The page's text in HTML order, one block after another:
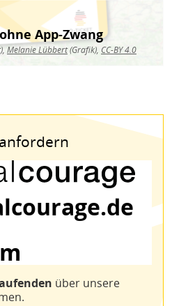
App-Zwang
Melanie Lübbert(Grafik), CC-BY 4.0
anfordern
über unsere